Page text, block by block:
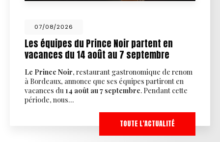
07/08/2026
Les équipes du Prince Noir partent en
vacances du 14 août au 7 septembre
Le Prince Noir, restaurant gastronomique de renom
à Bordeaux, annonce que ses équipes partiront en
vacances du14 août au 7 septembre. Pendant cette
période, nous…
TOUTE L'ACTUALITÉ